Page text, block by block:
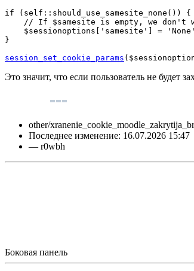
if
( self :: should_use_samesite_none ( ) )
{
// If $samesite is empty, we don't
$sessionoptions
'samesite' = 'None'
}
session_set_cookie_params (
Это значит, что если пользователь не будет
other/
Последнее изменение: 16.07.2026 15:47
— r0wbh
Боковая панель